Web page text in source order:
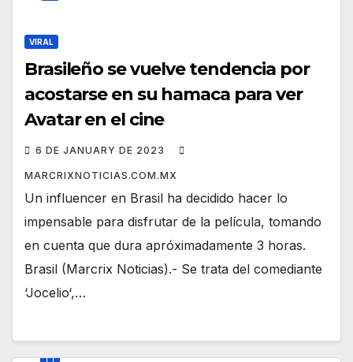
VIRAL
Brasileño se vuelve tendencia por
acostarse en su hamaca para ver
Avatar en el cine
6 DE JANUARY DE 2023
MARCRIXNOTICIAS.COM.MX
Un influencer en Brasil ha decidido hacer lo
impensable para disfrutar de la película, tomando
en cuenta que dura apróximadamente 3 horas.
Brasil (Marcrix Noticias).- Se trata del comediante
‘Jocelio‘,…